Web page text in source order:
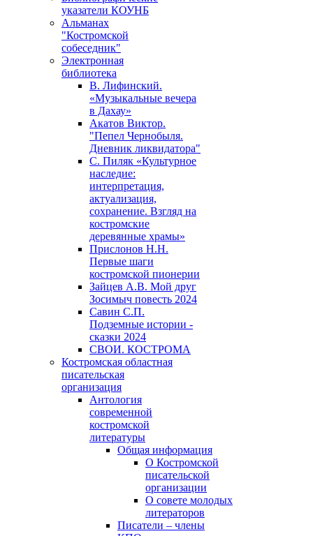
указатели КОУНБ
Альманах
"Костромской
собеседник"
Электронная
библиотека
В. Лифинский.
«Музыкальные вечера
в Дахау»
Акатов Виктор.
"Пепел Чернобыля.
Дневник ликвидатора"
С. Пиляк «Культурное
наследие:
интерпретация,
актуализация,
сохранение. Взгляд на
костромские
деревянные храмы»
Прислонов Н.Н.
Первые шаги
костромской пионерии
Зайцев А.В. Мой друг
Зосимыч повесть 2024
Савин С.П.
Подземные истории -
сказки 2024
СВОИ. КОСТРОМА
Костромская областная
писательская
организация
Антология
современной
костромской
литературы
Общая информация
О Костромской
писательской
организации
О совете молодых
литераторов
Писатели – члены